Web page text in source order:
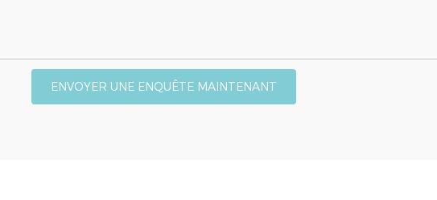
ENVOYER UNE ENQUÊTE MAINTENANT